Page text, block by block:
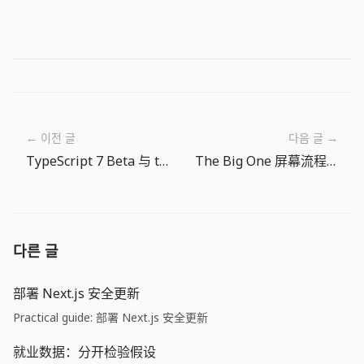
← 이전 글
TypeScript 7 Beta 与 tsgo：快速编译器更需要迁移验证
다음 글 →
The Big One 屏幕流程指南：读懂主页、钓鱼、鱼类图鉴和商店
다른 글
部署 Next.js 安全更新
Practical guide: 部署 Next.js 安全更新
就业数据：分开检验假设